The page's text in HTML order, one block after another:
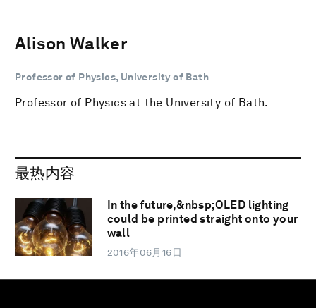
Alison Walker
Professor of Physics, University of Bath
Professor of Physics at the University of Bath.
最热内容
In the future,&nbsp;OLED lighting
could be printed straight onto your
wall
2016年06月16日